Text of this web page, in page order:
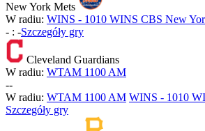
New York Mets
W radiu: WINS - 1010 WINS CBS New
- : -Szczegóły gry
Cleveland Guardians
W radiu: WTAM 1100 AM
--
W radiu: WTAM 1100 AM WINS - 1010
Szczegóły gry